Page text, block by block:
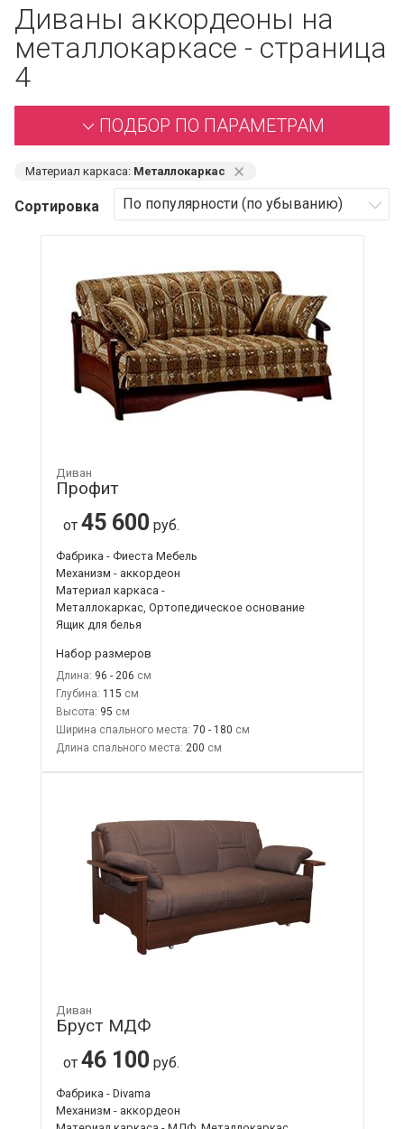
Диваны аккордеоны на
металлокаркасе - страница
4
ПОДБОР ПО ПАРАМЕТРАМ
Материал каркаса: Металлокаркас ⨯
Сортировка
Диван
Профит
от 45 600 руб.
Фабрика - Фиеста Мебель
Механизм - аккордеон
Материал каркаса -
Металлокаркас, Ортопедическое основание
Ящик для белья
Набор размеров
Длина: 96 - 206
Глубина: 115
Высота: 95
Ширина спального места: 70 - 180
Длина спального места: 200
Диван
Бруст МДФ
от 46 100 руб.
Фабрика - Divama
Механизм - аккордеон